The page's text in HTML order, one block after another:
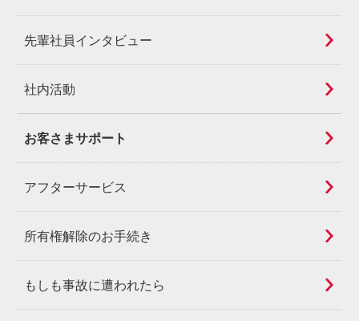
先輩社員インタビュー
社内活動
お客さまサポート
アフターサービス
所有権解除のお手続き
もしも事故に遭われたら